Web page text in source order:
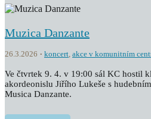
Muzica Danzante
26.3.2026 koncert, akce v komunitním
Ve čtvrtek 9. 4. v 19:00 sál KC hostil
akordeonislu Jiřího Lukeše s
Musica Danzante.